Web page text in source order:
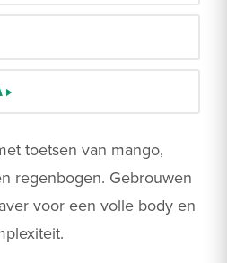
toetsen van mango,
regenbogen. Gebrouwen
voor een volle body en